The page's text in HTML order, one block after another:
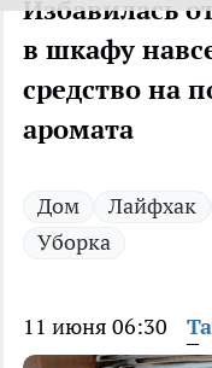
Избавилась
в шкафу
средство на
аромата
Дом Лайфхак
Уборка
11 июня 06:30